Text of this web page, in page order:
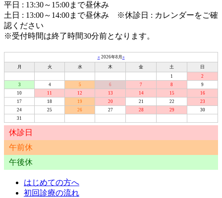
平日 : 13:30～15:00まで昼休み
土日 : 13:00～14:00まで昼休み
※休診日 : カレンダーをご確
認ください
※受付時間は終了時間30分前となります。
« 2026年8月 »
月
火 水 木 金 土
日
1
2
3
4 5 6 7 8
9
10
11 12 13 14 15
16
17
18 19 20 21 22
23
24
25 26 27 28 29
30
31
休診日
午前休
午後休
はじめての方へ
初回診療の流れ